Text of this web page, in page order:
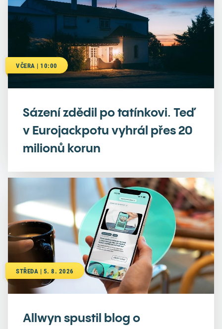
VČERA | 10:00
Sázení zdědil po tatínkovi. Teď
v Eurojackpotu vyhrál přes 20
milionů korun
STŘEDA | 5. 8. 2026
Allwyn spustil blog o